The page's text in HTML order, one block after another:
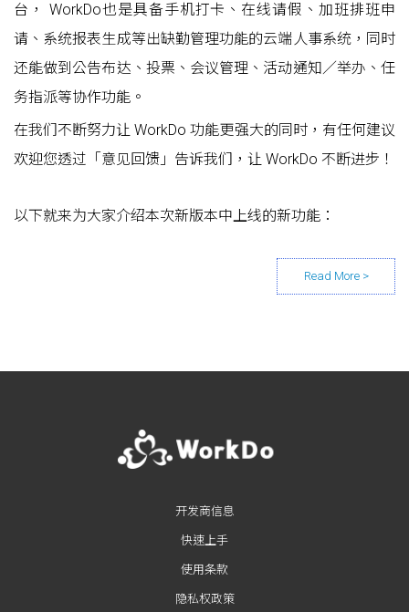
台， WorkDo也是具备手机打卡、在线请假、加班排班申
请、系统报表生成等出缺勤管理功能的云端人事系统，同时
还能做到公告布达、投票、会议管理、活动通知／举办、任
务指派等协作功能。
在我们不断努力让 WorkDo 功能更强大的同时，有任何建议
欢迎您透过「意见回馈」告诉我们，让 WorkDo 不断进步！
以下就来为大家介绍本次新版本中上线的新功能 ：
Posts navigation
开发商信息
快速上手
使用条款
隐私权政策